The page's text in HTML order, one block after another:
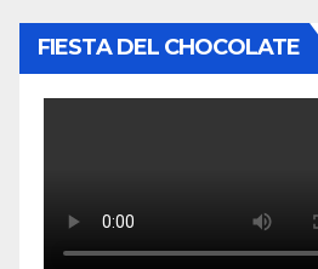
FIESTA DEL CHOCOLATE